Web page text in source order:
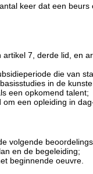
keer dat een
7, derde lid, en
die van
in de
een opkomend talent;
een opleiding in
volgende
en de begeleiding;
beginnende oeuvre.